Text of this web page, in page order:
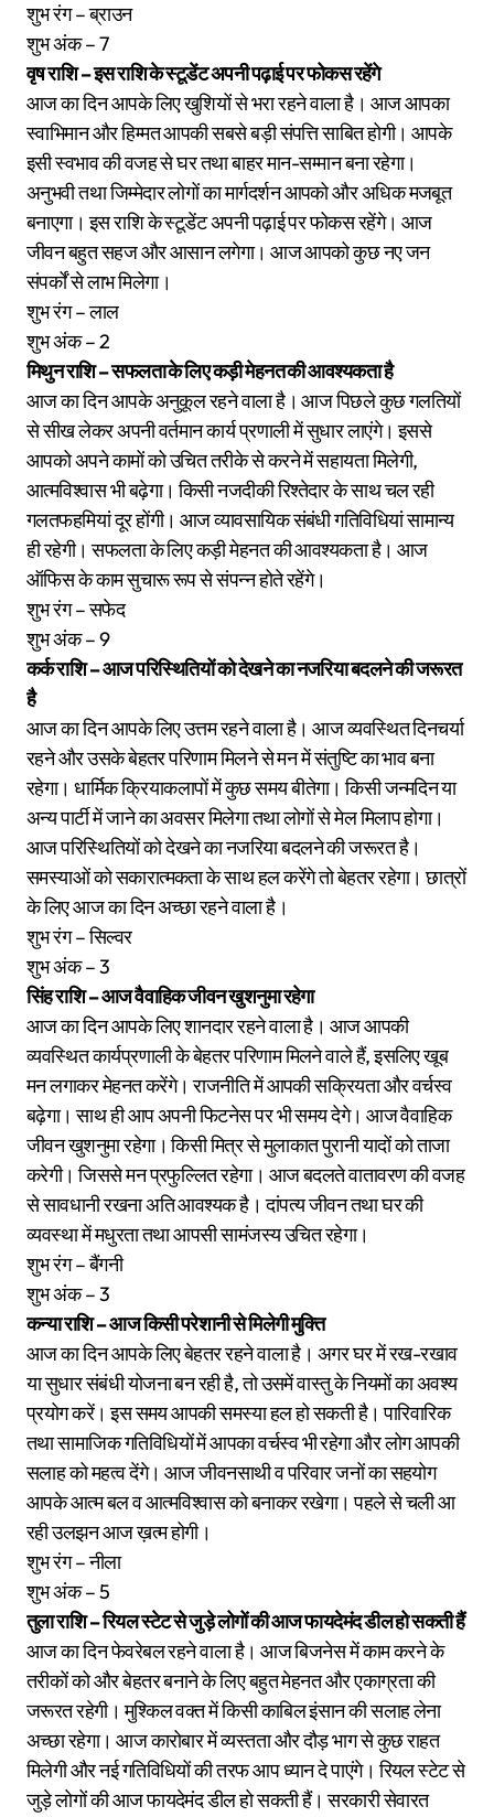
शुभ रंग – ब्राउन
शुभ अंक – 7
वृष राशि – इस राशि के स्टूडेंट अपनी पढ़ाई पर फोकस रहेंगे
आज का दिन आपके लिए खुशियों से भरा रहने वाला है। आज आपका
स्वाभिमान और हिम्मत आपकी सबसे बड़ी संपत्ति साबित होगी। आपके
इसी स्वभाव की वजह से घर तथा बाहर मान-सम्मान बना रहेगा।
अनुभवी तथा जिम्मेदार लोगों का मार्गदर्शन आपको और अधिक मजबूत
बनाएगा। इस राशि के स्टूडेंट अपनी पढ़ाई पर फोकस रहेंगे। आज
जीवन बहुत सहज और आसान लगेगा। आज आपको कुछ नए जन
संपर्कों से लाभ मिलेगा।
शुभ रंग – लाल
शुभ अंक – 2
मिथुन राशि – सफलता के लिए कड़ी मेहनत की आवश्यकता है
आज का दिन आपके अनुकूल रहने वाला है। आज पिछले कुछ गलतियों
से सीख लेकर अपनी वर्तमान कार्य प्रणाली में सुधार लाएंगे। इससे
आपको अपने कामों को उचित तरीके से करने में सहायता मिलेगी,
आत्मविश्वास भी बढ़ेगा। किसी नजदीकी रिश्तेदार के साथ चल रही
गलतफहमियां दूर होंगी। आज व्यावसायिक संबंधी गतिविधियां सामान्य
ही रहेगी। सफलता के लिए कड़ी मेहनत की आवश्यकता है। आज
ऑफिस के काम सुचारू रूप से संपन्न होते रहेंगे।
शुभ रंग – सफेद
शुभ अंक – 9
कर्क राशि – आज परिस्थितियों को देखने का नजरिया बदलने की जरूरत
है
आज का दिन आपके लिए उत्तम रहने वाला है। आज व्यवस्थित दिनचर्या
रहने और उसके बेहतर परिणाम मिलने से मन में संतुष्टि का भाव बना
रहेगा। धार्मिक क्रियाकलापों में कुछ समय बीतेगा। किसी जन्मदिन या
अन्य पार्टी में जाने का अवसर मिलेगा तथा लोगों से मेल मिलाप होगा।
आज परिस्थितियों को देखने का नजरिया बदलने की जरूरत है।
समस्याओं को सकारात्मकता के साथ हल करेंगे तो बेहतर रहेगा। छात्रों
के लिए आज का दिन अच्छा रहने वाला है।
शुभ रंग – सिल्वर
शुभ अंक – 3
सिंह राशि – आज वैवाहिक जीवन खुशनुमा रहेगा
आज का दिन आपके लिए शानदार रहने वाला है। आज आपकी
व्यवस्थित कार्यप्रणाली के बेहतर परिणाम मिलने वाले हैं, इसलिए खूब
मन लगाकर मेहनत करेंगे। राजनीति में आपकी सक्रियता और वर्चस्व
बढ़ेगा। साथ ही आप अपनी फिटनेस पर भी समय देगे। आज वैवाहिक
जीवन खुशनुमा रहेगा। किसी मित्र से मुलाकात पुरानी यादों को ताजा
करेगी। जिससे मन प्रफुल्लित रहेगा। आज बदलते वातावरण की वजह
से सावधानी रखना अति आवश्यक है। दांपत्य जीवन तथा घर की
व्यवस्था में मधुरता तथा आपसी सामंजस्य उचित रहेगा।
शुभ रंग – बैंगनी
शुभ अंक – 3
कन्या राशि – आज किसी परेशानी से मिलेगी मुक्ति
आज का दिन आपके लिए बेहतर रहने वाला है। अगर घर में रख-रखाव
या सुधार संबंधी योजना बन रही है, तो उसमें वास्तु के नियमों का अवश्य
प्रयोग करें। इस समय आपकी समस्या हल हो सकती है। पारिवारिक
तथा सामाजिक गतिविधियों में आपका वर्चस्व भी रहेगा और लोग आपकी
सलाह को महत्व देंगे। आज जीवनसाथी व परिवार जनों का सहयोग
आपके आत्म बल व आत्मविश्वास को बनाकर रखेगा। पहले से चली आ
रही उलझन आज ख़त्म होगी।
शुभ रंग – नीला
शुभ अंक – 5
तुला राशि – रियल स्टेट से जुड़े लोगों की आज फायदेमंद डील हो सकती हैं
आज का दिन फेवरेबल रहने वाला है। आज बिजनेस में काम करने के
तरीकों को और बेहतर बनाने के लिए बहुत मेहनत और एकाग्रता की
जरूरत रहेगी। मुश्किल वक्त में किसी काबिल इंसान की सलाह लेना
अच्छा रहेगा। आज कारोबार में व्यस्तता और दौड़ भाग से कुछ राहत
मिलेगी और नई गतिविधियों की तरफ आप ध्यान दे पाएंगे। रियल स्टेट से
जुड़े लोगों की आज फायदेमंद डील हो सकती हैं। सरकारी सेवारत